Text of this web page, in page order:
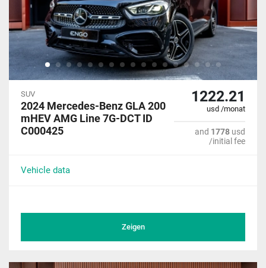
SUV
2024 Mercedes-Benz GLA 200
mHEV AMG Line 7G-DCT ID
C000425
1222.21
usd /monat
and 1778 usd
/initial fee
Vehicle data
Zeigen